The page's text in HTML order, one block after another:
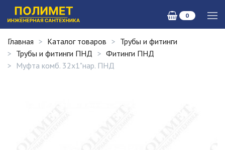
0
Главная Каталог товаров
Трубы и фитинги
Трубы и фитинги ПНД
Фитинги ПНД
Муфта комб. 32х1"нар. ПНД